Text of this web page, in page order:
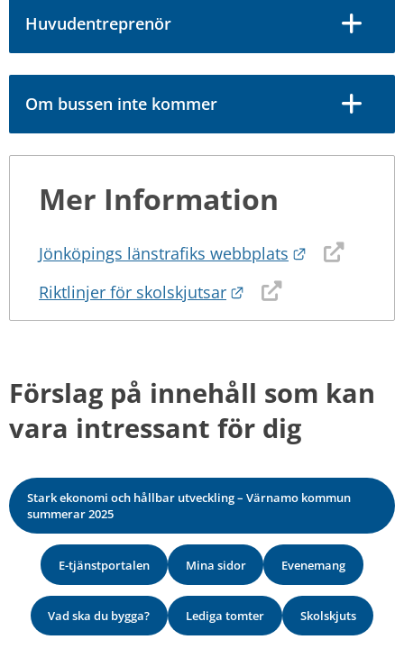
Huvudentreprenör
Om bussen inte kommer
Mer Information
Jönköpings länstrafiks webbplats
Länk till
Riktlinjer för skolskjutsar
Länk till annan
Förslag på innehåll som kan
vara intressant för dig
Stark ekonomi och hållbar utveckling – Värnamo kommun
summerar 2025
E-tjänstportalen Mina sidor Evenemang
Vad ska du bygga? Lediga tomter Skolskjuts